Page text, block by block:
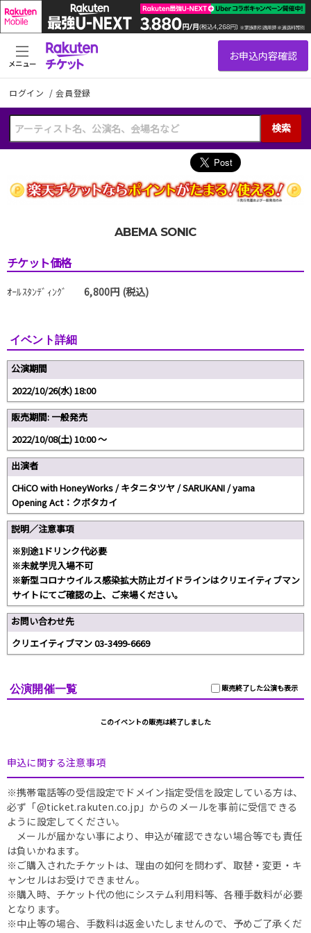
ログイン /会員登録
検索
メニュー
ABEMA SONIC
チケット価格
ｵｰﾙｽﾀﾝﾃﾞｨﾝｸﾞ 6,800円 (税込)
イベント詳細
公演期間
2022/10/26(水) 18:00
販売期間: 一般発売
2022/10/08(土) 10:00 〜
出演者
CHiCO with HoneyWorks / キタニタツヤ / SARUKANI / yama
Opening Act：クボタカイ
説明／注意事項
※別途1ドリンク代必要
※未就学児入場不可
※新型コロナウイルス感染拡大防止ガイドラインはクリエイティブマン
サイトにてご確認の上、ご来場ください。
お問い合わせ先
クリエイティブマン 03-3499-6669
販売終了した公演も表示
公演開催一覧
このイベントの販売は終了しました
申込に関する注意事項
※携帯電話等の受信設定でドメイン指定受信を設定している方は、
必ず「@ticket.rakuten.co.jp」からのメールを事前に受信できる
ように設定してください。
メールが届かない事により、申込が確認できない場合等でも責任
は負いかねます。
※ご購入されたチケットは、理由の如何を問わず、取替・変更・キ
ャンセルはお受けできません。
※購入時、チケット代の他にシステム利用料等、各種手数料が必要
となります。
※中止等の場合、手数料は返金いたしませんので、予めご了承くだ